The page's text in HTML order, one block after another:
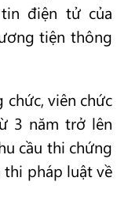
điện tử của
tiện thông
viên chức
3 năm trở lên
cầu thi chứng
pháp luật về